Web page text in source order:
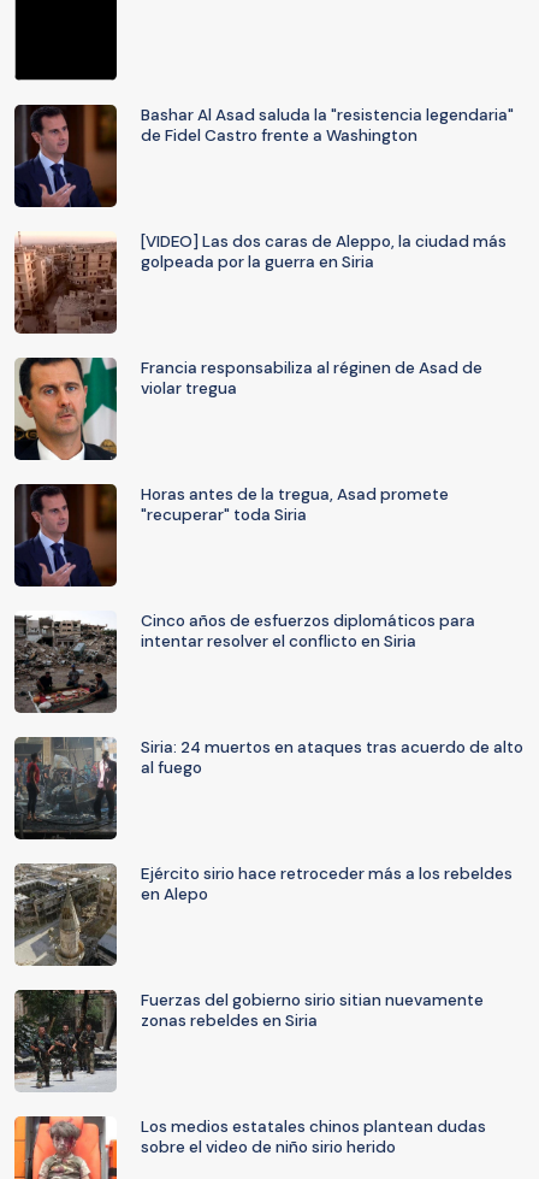
Bashar Al Asad saluda la "resistencia legendaria"
de Fidel Castro frente a Washington
[VIDEO] Las dos caras de Aleppo, la ciudad más
golpeada por la guerra en Siria
Francia responsabiliza al réginen de Asad de
violar tregua
Horas antes de la tregua, Asad promete
"recuperar" toda Siria
Cinco años de esfuerzos diplomáticos para
intentar resolver el conflicto en Siria
Siria: 24 muertos en ataques tras acuerdo de alto
al fuego
Ejército sirio hace retroceder más a los rebeldes
en Alepo
Fuerzas del gobierno sirio sitian nuevamente
zonas rebeldes en Siria
Los medios estatales chinos plantean dudas
sobre el video de niño sirio herido